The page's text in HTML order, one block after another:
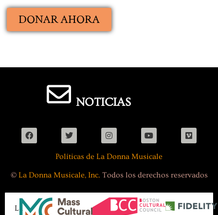
DONAR AHORA
NOTICIAS
Políticas de La Donna Musicale
© La Donna Musicale, Inc. Todos los derechos reservados
La